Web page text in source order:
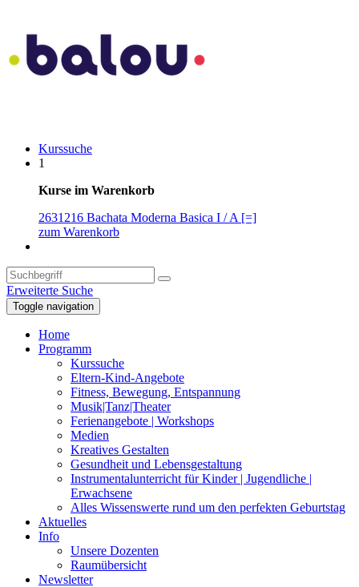
Kurssuche
1
Kurse im Warenkorb
2631216 Bachata Moderna Basica I / A [=]
zum Warenkorb
Erweiterte Suche
Toggle navigation
Home
Programm
Kurssuche
Eltern-Kind-Angebote
Fitness, Bewegung, Entspannung
Musik|Tanz|Theater
Ferienangebote | Workshops
Medien
Kreatives Gestalten
Gesundheit und Lebensgestaltung
Instrumentalunterricht für Kinder | Jugendliche |
Erwachsene
Alles Wissenswerte rund um den perfekten Geburtstag
Aktuelles
Info
Unsere Dozenten
Raumübersicht
Newsletter